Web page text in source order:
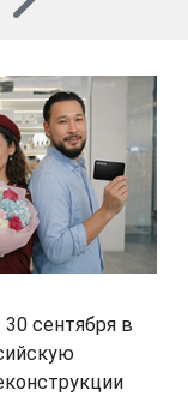
сентября в